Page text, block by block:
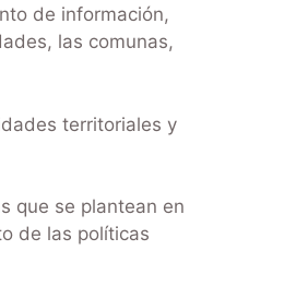
de información,
las comunas,
territoriales y
que se plantean en
de las políticas